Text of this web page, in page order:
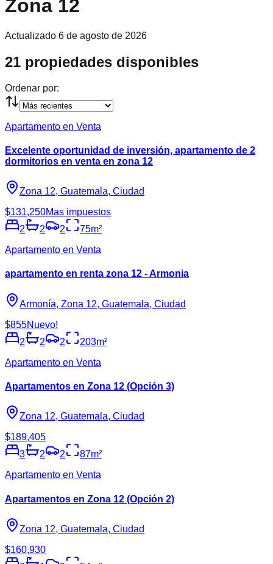
Zona 12
Actualizado 6 de agosto de 2026
21 propiedades disponibles
Ordenar por:
Apartamento en Venta
Excelente oportunidad de inversión, apartamento de 2
dormitorios en venta en zona 12
Zona 12, Guatemala, Ciudad
$131,250Mas impuestos
2
2 2 75m²
Apartamento en Venta
apartamento en renta zona 12 - Armonia
Armonía, Zona 12, Guatemala, Ciudad
$855Nuevo!
2
2 2 203m²
Apartamento en Venta
Apartamentos en Zona 12 (Opción 3)
Zona 12, Guatemala, Ciudad
$189,405
3
2 2 87m²
Apartamento en Venta
Apartamentos en Zona 12 (Opción 2)
Zona 12, Guatemala, Ciudad
$160,930